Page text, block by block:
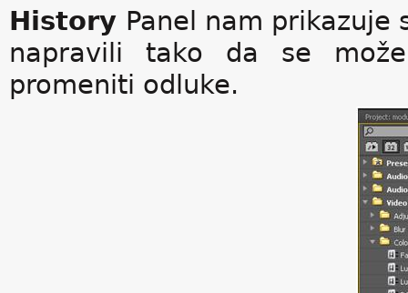
History Panel nam prikazuje
napravili tako da se
promeniti odluke.